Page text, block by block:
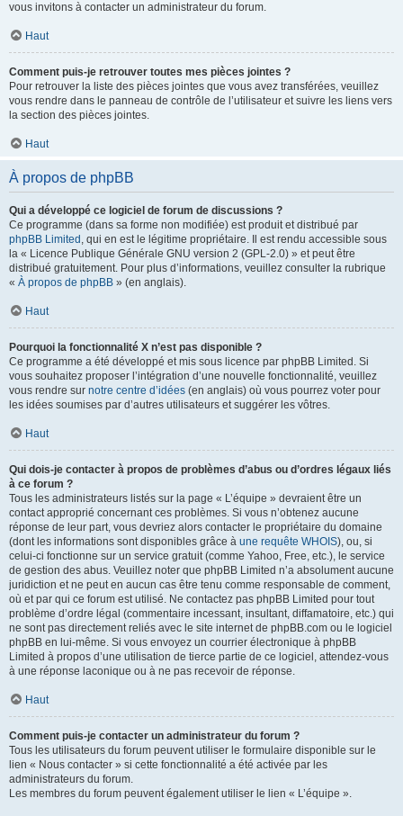
vous invitons à contacter un administrateur du forum.
Haut
Comment puis-je retrouver toutes mes pièces jointes ?
Pour retrouver la liste des pièces jointes que vous avez transférées, veuillez
vous rendre dans le panneau de contrôle de l’utilisateur et suivre les liens vers
la section des pièces jointes.
Haut
À propos de phpBB
Qui a développé ce logiciel de forum de discussions ?
Ce programme (dans sa forme non modifiée) est produit et distribué par
phpBB Limited , qui en est le légitime propriétaire. Il est rendu accessible sous
la « Licence Publique Générale GNU version 2 (GPL-2.0) » et peut être
distribué gratuitement. Pour plus d’informations, veuillez consulter la rubrique
« À propos de phpBB » (en anglais).
Haut
Pourquoi la fonctionnalité X n’est pas disponible ?
Ce programme a été développé et mis sous licence par phpBB Limited. Si
vous souhaitez proposer l’intégration d’une nouvelle fonctionnalité, veuillez
vous rendre sur notre centre d’idées (en anglais) où vous pourrez voter pour
les idées soumises par d’autres utilisateurs et suggérer les vôtres.
Haut
Qui dois-je contacter à propos de problèmes d’abus ou d’ordres légaux liés
à ce forum ?
Tous les administrateurs listés sur la page « L’équipe » devraient être un
contact approprié concernant ces problèmes. Si vous n’obtenez aucune
réponse de leur part, vous devriez alors contacter le propriétaire du domaine
(dont les informations sont disponibles grâce à une requête WHOIS), ou, si
celui-ci fonctionne sur un service gratuit (comme Yahoo, Free, etc.), le service
de gestion des abus. Veuillez noter que phpBB Limited n’a absolument aucune
juridiction et ne peut en aucun cas être tenu comme responsable de comment,
où et par qui ce forum est utilisé. Ne contactez pas phpBB Limited pour tout
problème d’ordre légal (commentaire incessant, insultant, diffamatoire, etc.) qui
ne sont pas directement reliés avec le site internet de phpBB.com ou le logiciel
phpBB en lui-même. Si vous envoyez un courrier électronique à phpBB
Limited à propos d’une utilisation de tierce partie de ce logiciel, attendez-vous
à une réponse laconique ou à ne pas recevoir de réponse.
Haut
Comment puis-je contacter un administrateur du forum ?
Tous les utilisateurs du forum peuvent utiliser le formulaire disponible sur le
lien « Nous contacter » si cette fonctionnalité a été activée par les
administrateurs du forum.
Les membres du forum peuvent également utiliser le lien « L’équipe ».